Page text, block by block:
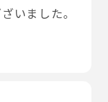
いました。